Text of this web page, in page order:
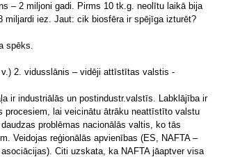
– 2 miljoni gadi. Pirms 10 tk.g. neolītu laikā bija
iez. Jaut: cik biosfēra ir spējīga izturēt?
spēks.
2. vidusslānis – vidēji attīstītas valstis -
ir industriālās un postindustr.valstīs. Labklājība ir
procesiem, lai veicinātu ātrāku neattīstīto valstu
problēmas nacionālās valtis, ko tās
Veidojas reģionālās apvienības (ES, NAFTA –
Citi uzskata, ka NAFTA jāaptver visa